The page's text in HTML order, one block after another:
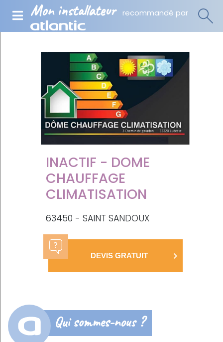
Mon installateur recommandé par
INACTIF - DOME
CHAUFFAGE
CLIMATISATION
63450 - SAINT SANDOUX
DEVIS GRATUIT
Qui sommes-nous ?